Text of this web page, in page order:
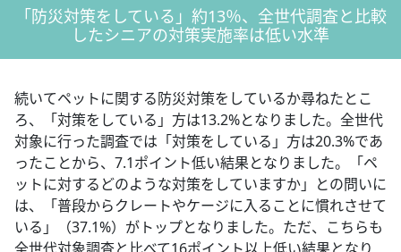
「防災対策をしている」約13％、全世代調査と比較
したシニアの対策実施率は低い水準
続いてペットに関する防災対策をしているか尋ねたとこ
ろ、「対策をしている」方は13.2%となりました。全世代
対象に行った調査では「対策をしている」方は20.3%であ
ったことから、7.1ポイント低い結果となりました。「ペ
ットに対するどのような対策をしていますか」との問いに
は、「普段からクレートやケージに入ることに慣れさせて
いる」（37.1%）がトップとなりました。ただ、こちらも